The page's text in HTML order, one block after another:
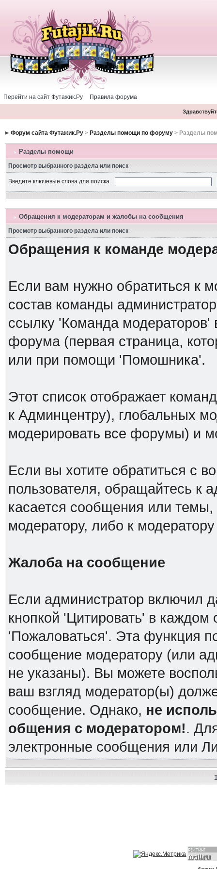
Перейти на сайт Футажик.Ру Правила форума
Форум сайта Футажик.Ру> Разделы помощи по форуму> Разделы
Разделы помощи
Просмотр выбранного раздела или поиск
Введите ключевые слова для поиска
Обращения к модераторам и жалобы на сообщения
Просмотр выбранного раздела или поиск
Обращения к команде
Если вам нужно обратиться к
состав команды
ссылку 'Команда модераторов'
форума (первая страница,
или при помощи 'Помошника'.
Этот список отображает
к Админцентру), глобальных
модерировать все форумы) и
Если вы хотите обратиться с
пользователя, обращайтесь к
касается сообщения или
модератору, либо к
Жалоба на сообщение
Если администратор
кнопкой 'Цитировать' в
'Пожаловаться'. Эта функция
сообщение модератору (или
не указаны). Вы можете
ваш взгляд модератор(ы)
сообщение. Однако, не
общения с модератором!.
электронные сообщения или